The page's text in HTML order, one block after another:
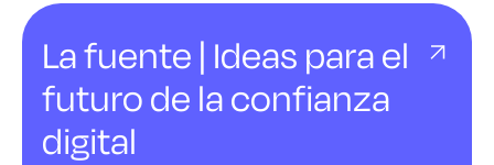
La fuente | Ideas para el
futuro de la confianza
digital